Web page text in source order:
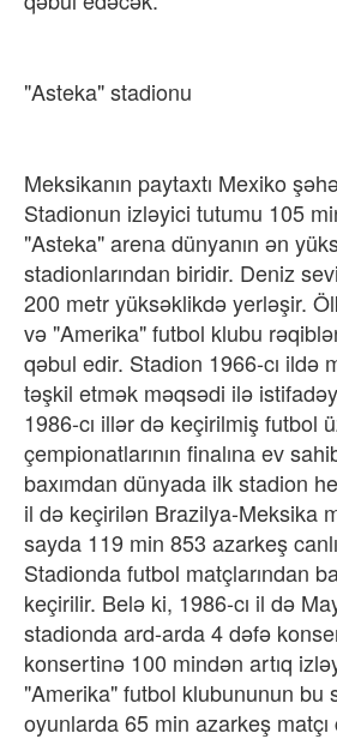
"Asteka" stadionu​
Meksikanın paytaxtı Mexiko
Stadionun izləyici tutumu 105
"Asteka" arena dünyanın ən
stadionlarından biridir. Deniz
200 metr yüksəklikdə yerləşir.
və "Amerika" futbol klubu
qəbul edir. Stadion 1966-cı ildə
təşkil etmək məqsədi ilə
1986-cı illər də keçirilmiş futbol
çempionatlarının finalına ev
baxımdan dünyada ilk stadion
il də keçirilən Brazilya-Meksika​
sayda 119 min 853 azarkeş
Stadionda futbol matçlarından
keçirilir. Belə ki, 1986-cı il də
stadionda ard-arda 4 dəfə
konsertinə 100 mindən artıq
"Amerika" futbol klubununun bu
oyunlarda 65 min azarkeş matçı